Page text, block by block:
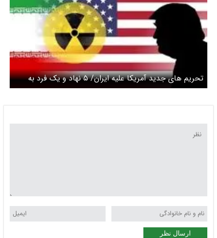
تحریم های جدید آمریکا علیه ایران/ ۵ نهاد و یک فرد به
دلیل همکاری با برنامه پهپادی ایران تحریم شدند
ارسال نظر